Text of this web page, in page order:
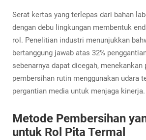
Serat kertas yang terlepas dari bahan
dengan debu lingkungan membentuk
rol. Penelitian industri menunjukkan
bertanggung jawab atas 32%
sebenarnya dapat dicegah, menekankan
pembersihan rutin menggunakan udara
pergantian media untuk menjaga kinerja.
Metode Pembersihan
untuk Rol Pita Termal